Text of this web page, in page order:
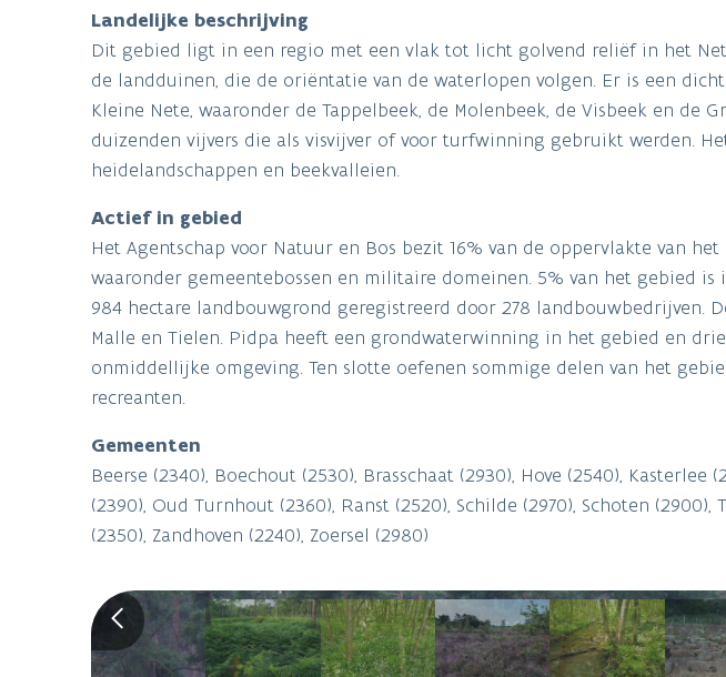
Landelijke beschrijving
Dit gebied ligt in een regio met een vlak tot licht golvend reliëf in het
de landduinen, die de oriëntatie van de waterlopen volgen. Er is een
Kleine Nete, waaronder de Tappelbeek, de Molenbeek, de Visbeek en de
duizenden vijvers die als visvijver of voor turfwinning gebruikt werden.
heidelandschappen en beekvalleien.
Actief in gebied
Het Agentschap voor Natuur en Bos bezit 16% van de oppervlakte van
waaronder gemeentebossen en militaire domeinen. 5% van het gebied
984 hectare landbouwgrond geregistreerd door 278 landbouwbedrijven.
Malle en Tielen. Pidpa heeft een grondwaterwinning in het gebied en
onmiddellijke omgeving. Ten slotte oefenen sommige delen van het
recreanten.
Gemeenten
Beerse (2340), Boechout (2530), Brasschaat (2930), Hove (2540), Kasterlee
(2390), Oud Turnhout (2360), Ranst (2520), Schilde (2970), Schoten
(2350), Zandhoven (2240), Zoersel (2980)